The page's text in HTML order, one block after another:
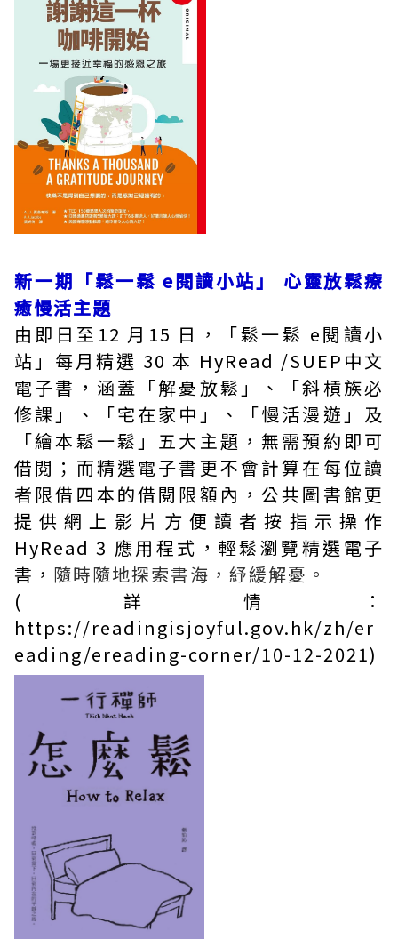
新一期「鬆一鬆 e閱讀小站」 心靈放鬆療
癒慢活主題
由即日至12 月15 日，「鬆一鬆 e閱讀小
站」每月精選 30 本 HyRead /SUEP中文
電子書，涵蓋「解憂放鬆」、「斜槓族必
修課」、「宅在家中」、「慢活漫遊」及
「繪本鬆一鬆」五大主題，無需預約即可
借閱；而精選電子書更不會計算在每位讀
者限借四本的借閱限額內，公共圖書館更
提供網上影片方便讀者按指示操作
HyRead 3 應用程式，輕鬆瀏覽精選電子
書， 隨時隨地探索書海，紓緩解憂。
(詳情：
https://readingisjoyful.gov.hk/zh/er
eading/ereading-corner/10-12-2021)